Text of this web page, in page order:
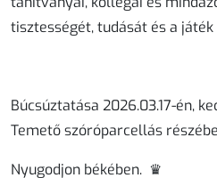
tisztességét, tudását és a
Búcsúztatása 2026.03.17-én,
Temető szóróparcellás
Nyugodjon békében. ♛